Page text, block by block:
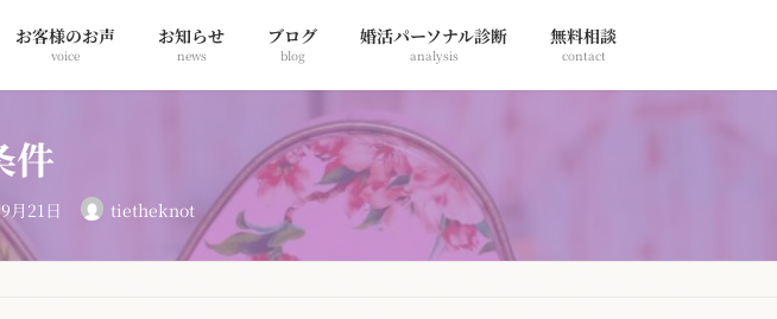
お客様のお声
voice
お知らせ
news
ブログ
blog
婚活パーソナル診断
analysis
無料相談
contact
件
月21日 tietheknot